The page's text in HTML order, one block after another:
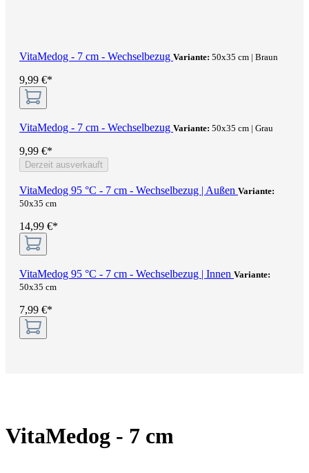
VitaMedog - 7 cm - Wechselbezug Variante: 50x35 cm | Braun
9,99 €*
VitaMedog - 7 cm - Wechselbezug Variante: 50x35 cm | Grau
9,99 €*
Derzeit ausverkauft
VitaMedog 95 °C - 7 cm - Wechselbezug | Außen Variante:
50x35 cm
14,99 €*
VitaMedog 95 °C - 7 cm - Wechselbezug | Innen Variante:
50x35 cm
7,99 €*
VitaMedog - 7 cm